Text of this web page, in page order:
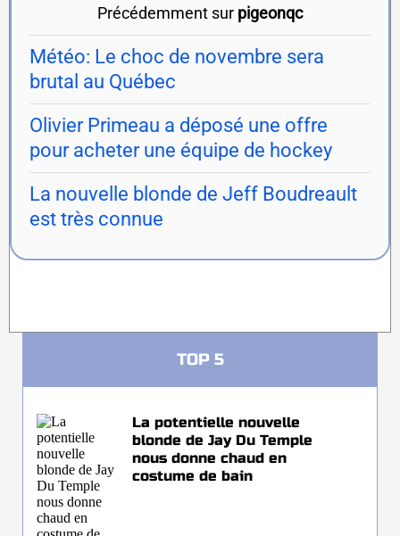
Précédemment sur pigeonqc
Météo: Le choc de novembre sera
brutal au Québec
Olivier Primeau a déposé une offre
pour acheter une équipe de hockey
La nouvelle blonde de Jeff Boudreault
est très connue
TOP 5
La potentielle nouvelle
blonde de Jay Du Temple
nous donne chaud en
costume de bain